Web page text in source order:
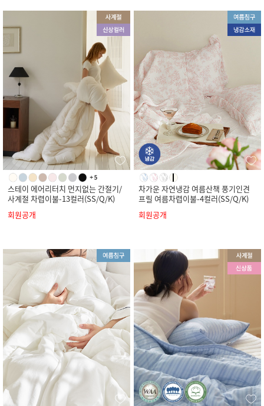
스테이 에어리터치 먼지없는 간절기/
사계절 차렵이불-13컬러(SS/Q/K)
회원공개
차가운 자연냉감 여름산책 풍기인견
프릴 여름차렵이불-4컬러(SS/Q/K)
회원공개